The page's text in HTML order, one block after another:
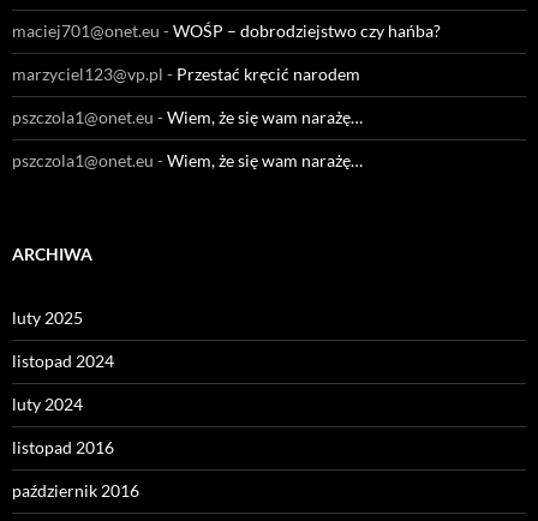
maciej701@onet.eu -WOŚP – dobrodziejstwo czy hańba?
marzyciel123@vp.pl - Przestać kręcić narodem
pszczola1@onet.eu -Wiem, że się wam narażę…
pszczola1@onet.eu -Wiem, że się wam narażę…
ARCHIWA
luty 2025
listopad 2024
luty 2024
listopad 2016
październik 2016